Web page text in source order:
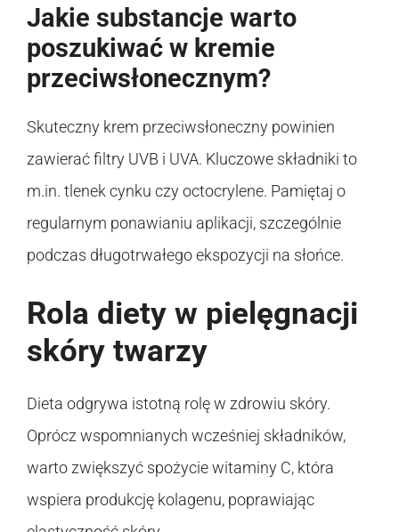
Jakie substancje warto
poszukiwać w kremie
przeciwsłonecznym?
Skuteczny krem przeciwsłoneczny powinien
zawierać filtry UVB i UVA. Kluczowe składniki to
m.in. tlenek cynku czy octocrylene. Pamiętaj o
regularnym ponawianiu aplikacji, szczególnie
podczas długotrwałego ekspozycji na słońce.
Rola diety w pielęgnacji
skóry twarzy
Dieta odgrywa istotną rolę w zdrowiu skóry.
Oprócz wspomnianych wcześniej składników,
warto zwiększyć spożycie witaminy C, która
wspiera produkcję kolagenu, poprawiając